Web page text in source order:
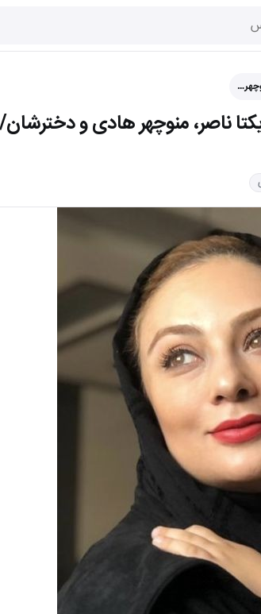
شامِ خانوادگی و 3 نفره یکتا ناصر، منوچهر